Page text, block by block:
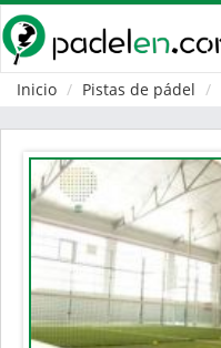
Inicio
Pistas de pádel